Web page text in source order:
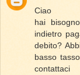
Ciao
hai
indietro
debito?
basso